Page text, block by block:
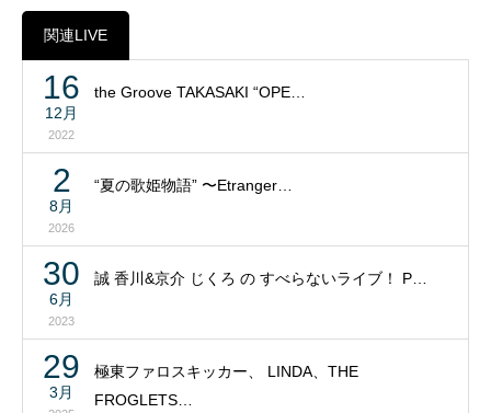
関連LIVE
16
12月
2022
the Groove TAKASAKI “OPE…
2
8月
2026
“夏の歌姫物語” 〜Etranger…
30
6月
2023
誠 香川&京介 じくろ の すべらないライブ！ P…
29
3月
極東ファロスキッカー、 LINDA、THE
FROGLETS…